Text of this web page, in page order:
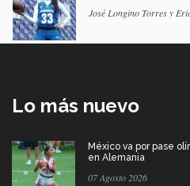
José Longino Torres y
Lo más nuevo
México va por pase
en Alemania
07 Agosto 2026